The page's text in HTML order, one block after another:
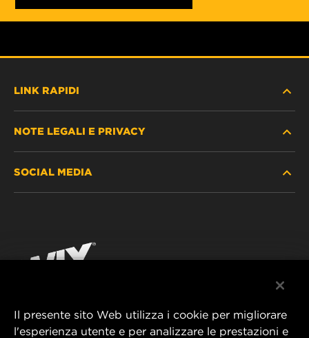
LINK RAPIDI
DOVE ACQUISTARE
CONTATTACI
NOTE LEGALI E PRIVACY
IMPRESSUM
SOCIAL MEDIA
YouTube
Il presente sito Web utilizza i cookie per migliorare
l'esperienza utente e per analizzare le prestazioni e